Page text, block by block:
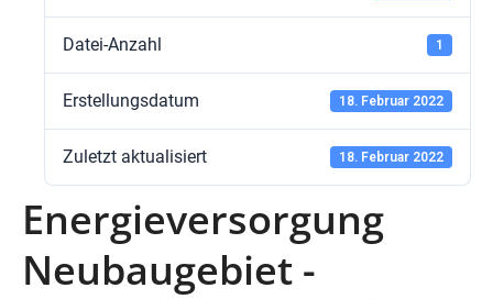
Datei-Anzahl 1
Erstellungsdatum 18. Februar 2022
Zuletzt aktualisiert 18. Februar 2022
Energieversorgung
Neubaugebiet -